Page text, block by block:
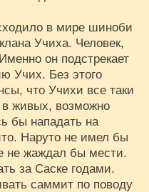
в мире шиноби
Учиха. Человек,
он подстрекает
Учих. Без этого
что Учихи все таки
живых, возможно
бы нападать на
Наруто не имел бы
не жаждал бы мести.
за Саске годами.
саммит по поводу